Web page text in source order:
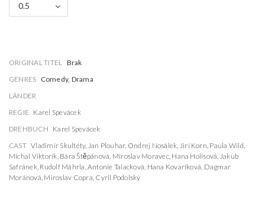
0.5
ORIGINAL TITEL Brak
GENRES Comedy, Drama
LÄNDER
REGIE Karel Spevácek
DREHBUCH Karel Spevácek
CAST Vladimír Skultéty, Jan Plouhar, Ondrej Nosálek, Jirí Korn, Paula Wild,
Michal Viktorík, Bára Štěpánová, Miroslav Moravec, Hana Holisová, Jakub
Safránek, Rudolf Máhrla,Antonie Talacková, Hana Kovaríková, Dagmar
Moránová, Miroslav Copra, Cyril Podolský